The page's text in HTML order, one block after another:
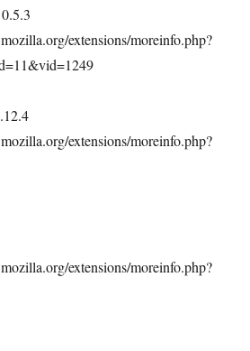
extensions/moreinfo.php?
extensions/moreinfo.php?
extensions/moreinfo.php?